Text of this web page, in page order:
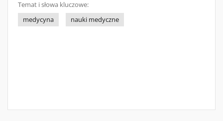
Temat i słowa kluczowe:
medycyna
nauki medyczne